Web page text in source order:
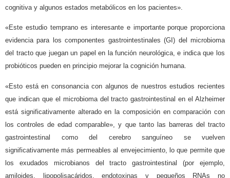
cognitiva y algunos estados metabólicos en los pacientes».
«Este estudio temprano es interesante e importante porque proporciona
evidencia para los componentes gastrointestinales (GI) del microbioma
del tracto que juegan un papel en la función neurológica, e indica que los
probióticos pueden en principio mejorar la cognición humana.
«Esto está en consonancia con algunos de nuestros estudios recientes
que indican que el microbioma del tracto gastrointestinal en el Alzheimer
está significativamente alterado en la composición en comparación con
los controles de edad comparable», y que tanto las barreras del tracto
gastrointestinal como del cerebro sanguíneo se vuelven
significativamente más permeables al envejecimiento, lo que permite que
los exudados microbianos del tracto gastrointestinal (por ejemplo,
amiloides, lipopolisacáridos, endotoxinas y pequeños RNAs no